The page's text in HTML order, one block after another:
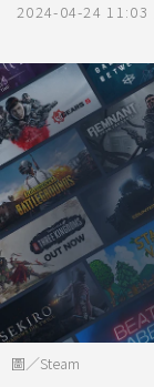
2024-04-24 11:03
圖／Steam